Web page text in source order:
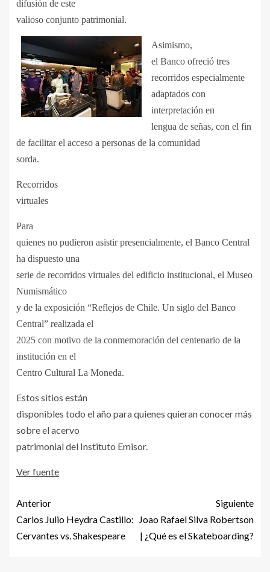
difusión de este
valioso conjunto patrimonial.
Asimismo,
el Banco ofreció tres
recorridos especialmente
adaptados con
interpretación en
lengua de señas, con el fin
de facilitar el acceso a personas de la comunidad
sorda.
Recorridos
virtuales
Para
quienes no pudieron asistir presencialmente, el Banco Central
ha dispuesto una
serie de recorridos virtuales del edificio institucional, el Museo
Numismático
y de la exposición “Reflejos de Chile. Un siglo del Banco
Central” realizada el
2025 con motivo de la conmemoración del centenario de la
institución en el
Centro Cultural La Moneda.
Estos sitios están
disponibles todo el año para quienes quieran conocer más
sobre el acervo
patrimonial del Instituto Emisor.
Ver fuente
Anterior
Carlos Julio Heydra Castillo:
Cervantes vs. Shakespeare
Siguiente
Joao Rafael Silva Robertson
| ¿Qué es el Skateboarding?